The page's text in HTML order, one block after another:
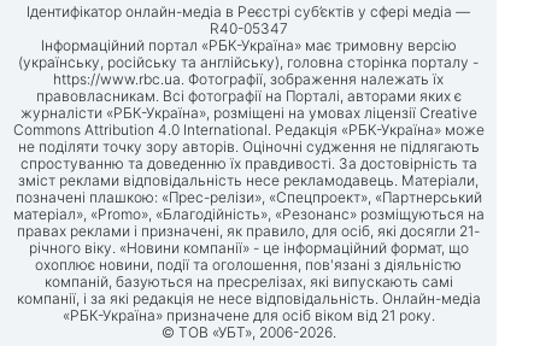
Ідентифікатор онлайн-медіа в Реєстрі суб’єктів у сфері медіа —
R40-05347
Інформаційний портал «РБК-Україна» має тримовну версію
(українську, російську та англійську), головна сторінка порталу -
https://www.rbc.ua . Фотографії, зображення належать їх
правовласникам. Всі фотографії на Порталі, авторами яких є
журналісти «РБК-Україна», розміщені на умовах ліцензії Creative
Commons Attribution 4.0 International. Редакція «РБК-Україна» може
не поділяти точку зору авторів. Оціночні судження не підлягають
спростуванню та доведенню їх правдивості. За достовірність та
зміст реклами відповідальність несе рекламодавець. Матеріали,
позначені плашкою: «Прес-релізи», «Спецпроект», «Партнерський
матеріал», «Promo», «Благодійність», «Резонанс» розміщуються на
правах реклами і призначені, як правило, для осіб, які досягли 21-
річного віку. «Новини компанії» - це інформаційний формат, що
охоплює новини, події та оголошення, пов'язані з діяльністю
компаній, базуються на пресрелізах, які випускають самі
компанії, і за які редакція не несе відповідальність. Онлайн-медіа
«РБК-Україна» призначене для осіб віком від 21 року.
© ТОВ «УБТ», 2006-2026.